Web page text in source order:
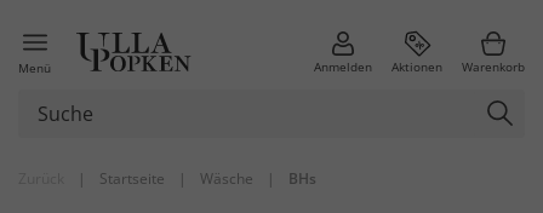
Menü Anmelden Aktionen Warenkorb
| Startseite | Wäsche | BHs